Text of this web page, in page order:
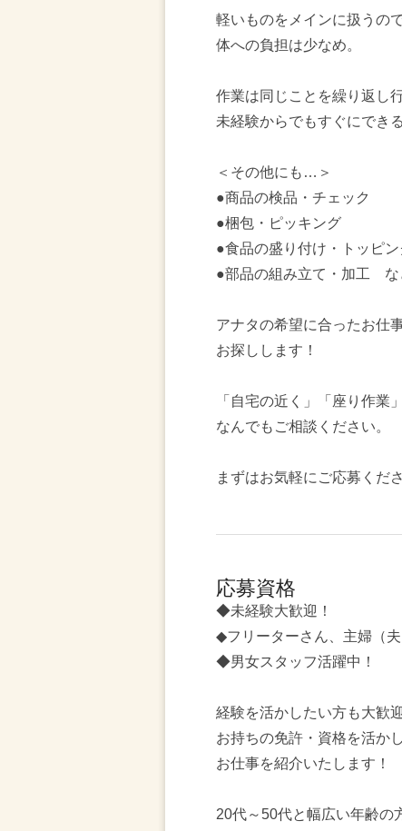
軽いものをメインに扱うの
体への負担は少なめ。
作業は同じことを繰り返し
未経験からでもすぐにでき
＜その他にも…＞
●商品の検品・チェック
●梱包・ピッキング
●食品の盛り付け・トッピン
●部品の組み立て・加工 な
アナタの希望に合ったお仕
お探しします！
「自宅の近く」「座り作業
なんでもご相談ください。
まずはお気軽にご応募くださ
応募資格
◆未経験大歓迎！
◆フリーターさん、主婦（夫
◆男女スタッフ活躍中！
経験を活かしたい方も大歓迎
お持ちの免許・資格を活か
お仕事を紹介いたします！
20代～50代と幅広い年齢の